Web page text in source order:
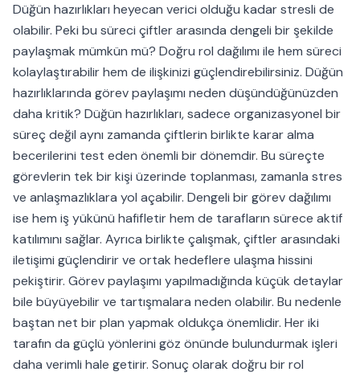
Düğün hazırlıkları heyecan verici olduğu kadar stresli de
olabilir. Peki bu süreci çiftler arasında dengeli bir şekilde
paylaşmak mümkün mü? Doğru rol dağılımı ile hem süreci
kolaylaştırabilir hem de ilişkinizi güçlendirebilirsiniz. Düğün
hazırlıklarında görev paylaşımı neden düşündüğünüzden
daha kritik? Düğün hazırlıkları, sadece organizasyonel bir
süreç değil aynı zamanda çiftlerin birlikte karar alma
becerilerini test eden önemli bir dönemdir. Bu süreçte
görevlerin tek bir kişi üzerinde toplanması, zamanla stres
ve anlaşmazlıklara yol açabilir. Dengeli bir görev dağılımı
ise hem iş yükünü hafifletir hem de tarafların sürece aktif
katılımını sağlar. Ayrıca birlikte çalışmak, çiftler arasındaki
iletişimi güçlendirir ve ortak hedeflere ulaşma hissini
pekiştirir. Görev paylaşımı yapılmadığında küçük detaylar
bile büyüyebilir ve tartışmalara neden olabilir. Bu nedenle
baştan net bir plan yapmak oldukça önemlidir. Her iki
tarafın da güçlü yönlerini göz önünde bulundurmak işleri
daha verimli hale getirir. Sonuç olarak doğru bir rol